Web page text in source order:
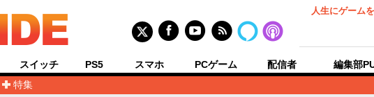
人生にゲーム
特集
スイッチ PS5 スマホ PCゲーム 配信者 編集部